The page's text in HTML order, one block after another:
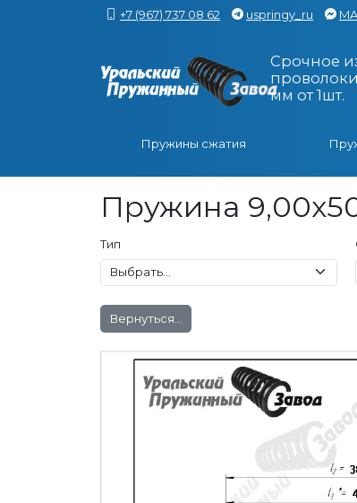
+7 (967) 737 08 62 uspringy_ru
Срочное
мм от 1шт.
Пружины сжатия
Пружина
Тип
Вернуться...